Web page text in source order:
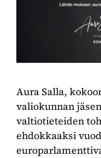
Aura Salla,
valiokunnan
valtiotieteiden
ehdokkaaksi